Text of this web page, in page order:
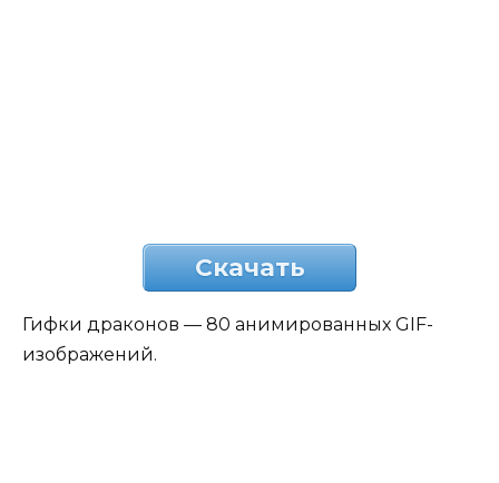
Скачать
Гифки драконов — 80 анимированных GIF-
изображений.